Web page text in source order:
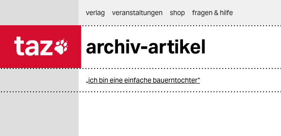
themen
verlag
veranstaltungen shop fragen & hilfe
archiv-artikel
„ich bin eine einfache bauerntochter“